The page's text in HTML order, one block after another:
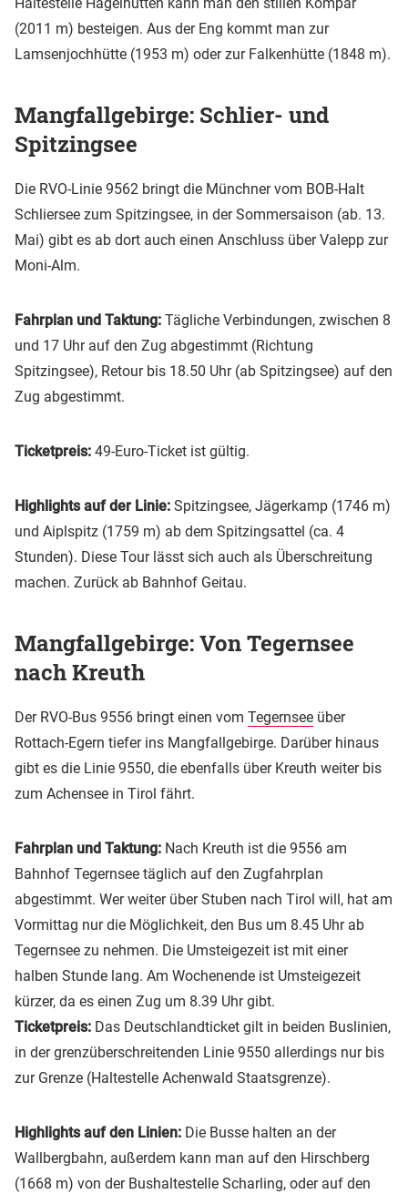
Haltestelle Hagelhütten kann man den stillen Kompar
(2011 m) besteigen. Aus der Eng kommt man zur
Lamsenjochhütte (1953 m) oder zur Falkenhütte (1848 m).
Mangfallgebirge: Schlier- und
Spitzingsee
Die RVO-Linie 9562 bringt die Münchner vom BOB-Halt
Schliersee zum Spitzingsee, in der Sommersaison (ab. 13.
Mai) gibt es ab dort auch einen Anschluss über Valepp zur
Moni-Alm.
Fahrplan und Taktung: Tägliche Verbindungen, zwischen 8
und 17 Uhr auf den Zug abgestimmt (Richtung
Spitzingsee), Retour bis 18.50 Uhr (ab Spitzingsee) auf den
Zug abgestimmt.
Ticketpreis: 49-Euro-Ticket ist gültig.
Highlights auf der Linie: Spitzingsee, Jägerkamp (1746 m)
und Aiplspitz (1759 m) ab dem Spitzingsattel (ca. 4
Stunden). Diese Tour lässt sich auch als Überschreitung
machen. Zurück ab Bahnhof Geitau.
Mangfallgebirge: Von Tegernsee
nach Kreuth
Der RVO-Bus 9556 bringt einen vom Tegernsee über
Rottach-Egern tiefer ins Mangfallgebirge. Darüber hinaus
gibt es die Linie 9550, die ebenfalls über Kreuth weiter bis
zum Achensee in Tirol fährt.
Fahrplan und Taktung: Nach Kreuth ist die 9556 am
Bahnhof Tegernsee täglich auf den Zugfahrplan
abgestimmt. Wer weiter über Stuben nach Tirol will, hat am
Vormittag nur die Möglichkeit, den Bus um 8.45 Uhr ab
Tegernsee zu nehmen. Die Umsteigezeit ist mit einer
halben Stunde lang. Am Wochenende ist Umsteigezeit
kürzer, da es einen Zug um 8.39 Uhr gibt.
Ticketpreis: Das Deutschlandticket gilt in beiden Buslinien,
in der grenzüberschreitenden Linie 9550 allerdings nur bis
zur Grenze (Haltestelle Achenwald Staatsgrenze).
Highlights auf den Linien: Die Busse halten an der
Wallbergbahn, außerdem kann man auf den Hirschberg
(1668 m) von der Bushaltestelle Scharling, oder auf den